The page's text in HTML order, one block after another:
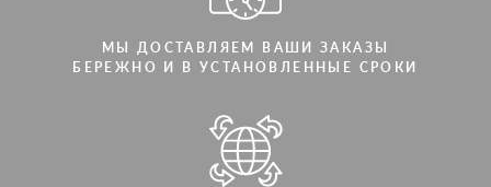
МЫ ДОСТАВЛЯЕМ ВАШИ ЗАКАЗЫ
БЕРЕЖНО И В УСТАНОВЛЕННЫЕ СРОКИ